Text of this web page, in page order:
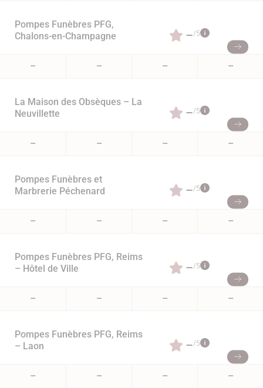
Pompes Funèbres PFG,
Chalons-en-Champagne
–/5
– – – –
La Maison des Obsèques – La
Neuvillette
–/5
– – – –
Pompes Funèbres et
Marbrerie Péchenard
–/5
– – – –
Pompes Funèbres PFG, Reims
– Hôtel de Ville
–/5
– – – –
Pompes Funèbres PFG, Reims
– Laon
–/5
– – – –